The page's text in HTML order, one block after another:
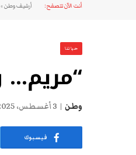
أنت الآن تتصفح: أرشيف وطن»
حياتنا
“مريم…
وطن 3 أغسطس، 2025
فيسبوك